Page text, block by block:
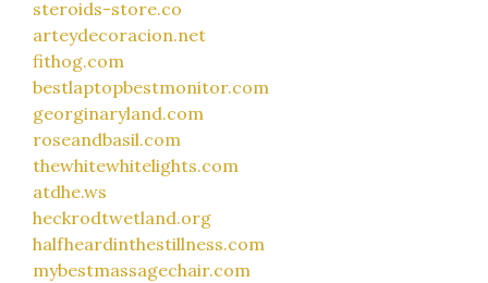
steroids-store.co
arteydecoracion.net
fithog.com
bestlaptopbestmonitor.com
georginaryland.com
roseandbasil.com
thewhitewhitelights.com
atdhe.ws
heckrodtwetland.org
halfheardinthestillness.com
mybestmassagechair.com